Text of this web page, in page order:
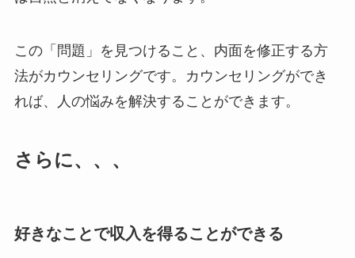
この「問題」を見つけること、内面を修正する方
法がカウンセリングです。カウンセリングができ
れば、人の悩みを解決することができます。
さらに、、、
好きなことで収入を得ることができる